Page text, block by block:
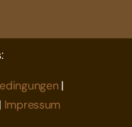
|
Impressum